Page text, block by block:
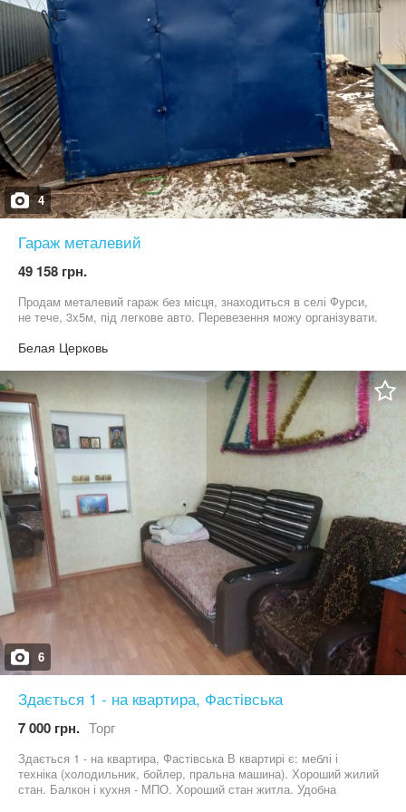
4
Гараж металевий
49 158 грн.
Продам металевий гараж без місця, знаходиться в селі Фурси,
не тече, 3х5м, під легкове авто. Перевезення можу організувати.
Белая Церковь
6
Здається 1 - на квартира, Фастівська
7 000 грн. Торг
Здається 1 - на квартира, Фастівська В квартирі є: меблі і
техніка (холодильник, бойлер, пральна машина). Хороший жилий
стан. Балкон і кухня - МПО. Хороший стан житла. Удобна